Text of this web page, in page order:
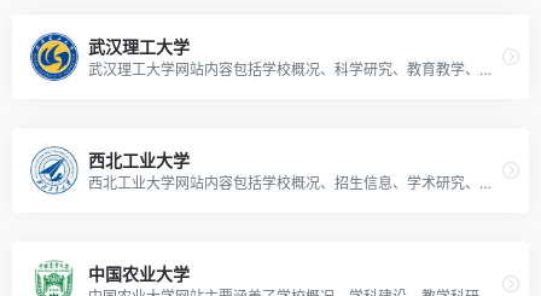
武汉理工大学
武汉理工大学网站内容包括学校概况、科学研究、教育教学、招生就业、国际交流等方面的信息，旨在展示学校的办学特色和成果，为师生、校友和社会各界提供服务和交流平台。
西北工业大学
西北工业大学网站内容包括学校概况、招生信息、学术研究、校园生活等方面，展示了学校的历史、学科专业、科研成果、教学资源以及学生活动等信息。
中国农业大学